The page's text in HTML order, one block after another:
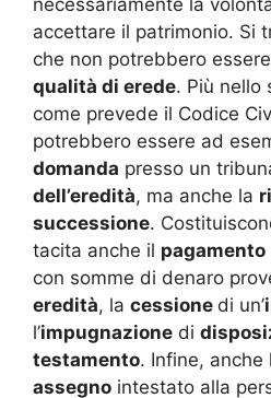
necessariamente la
accettare il patrimonio. Si
che non potrebbero
qualità di erede. Più nello
come prevede il Codice
potrebbero essere ad
domanda presso un
dell’eredità, ma anche la
successione.
tacita anche il pagamento
con somme di denaro
eredità, la cessione di un’
l’impugnazione di
testamento. Infine, anche
assegno intestato alla